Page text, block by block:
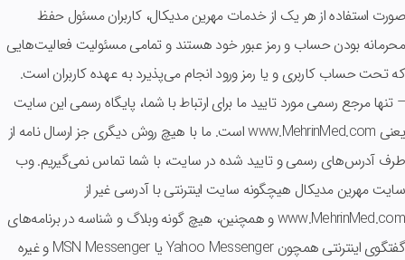
صورت استفاده از هر یک از خدمات مهرین مدیکال، کاربران مسئول حفظ
محرمانه بودن حساب و رمز عبور خود هستند و تمامی مسئولیت فعالیت‌‏هایی
که تحت حساب کاربری و یا رمز ورود انجام می‏‌پذیرد به عهده کاربران است.
– تنها مرجع رسمی مورد تایید ما برای ارتباط با شما، پایگاه رسمی این سایت
یعنی www.MehrinMed.com است. ما با هیچ روش دیگری جز ارسال نامه از
طرف آدرس‏‌های رسمی و تایید شده در سایت، با شما تماس نمی‌‏گیریم. وب
سایت مهرین مدیکال هیچگونه سایت اینترنتی با آدرسی غیر از
www.MehrinMed.com و همچنین، هیچ گونه وبلاگ و شناسه در برنامه‏‌های
گفتگوی اینترنتی همچون Yahoo Messenger یا MSN Messenger و غیره